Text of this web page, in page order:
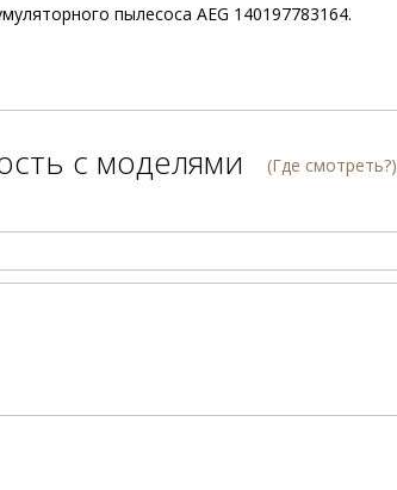
пылесоса AEG 140197783164.
с моделями (Где смотреть?)